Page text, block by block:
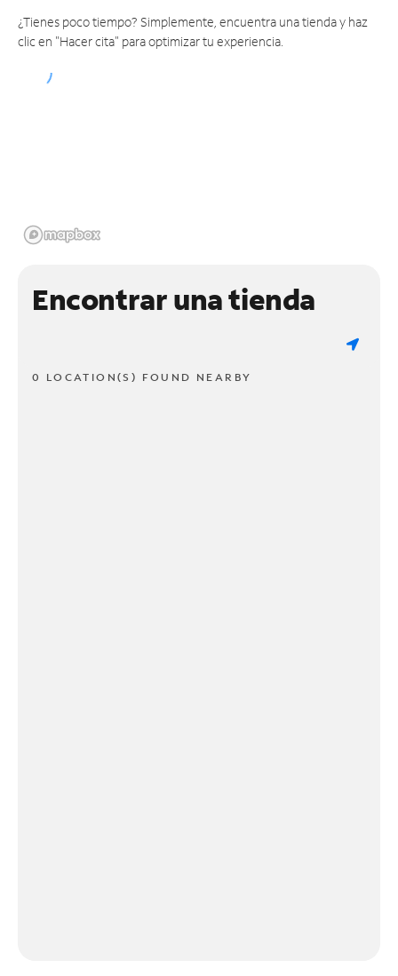
¿Tienes poco tiempo? Simplemente, encuentra una tienda y haz
clic en "Hacer cita" para optimizar tu experiencia.
Encontrar una tienda
0 LOCATION(S) FOUND NEARBY